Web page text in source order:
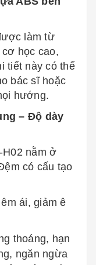
làm từ
học cao,
tiết này có thể
bác sĩ hoặc
hướng.
– Độ dày
nằm ở
có cấu tạo
ái, giảm ê
thoáng, hạn
ngăn ngừa